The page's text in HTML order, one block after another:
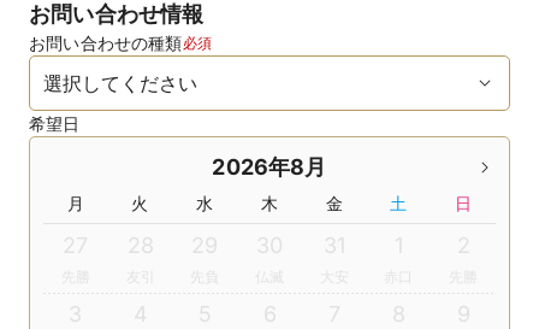
お問い合わせ情報
お問い合わせの種類必須
希望日
2026年8月
月 火 水 木 金 土 日
27 28
友引
29
先負
30
仏滅
31
大安
1 2
3 4 5 6 7 8 9